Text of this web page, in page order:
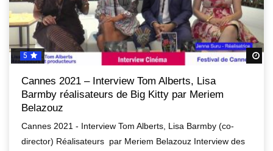
5
Cannes 2021 – Interview Tom Alberts, Lisa
Barmby réalisateurs de Big Kitty par Meriem
Belazouz
Cannes 2021 - Interview Tom Alberts, Lisa Barmby (co-
director) Réalisateurs par Meriem Belazouz Interview des